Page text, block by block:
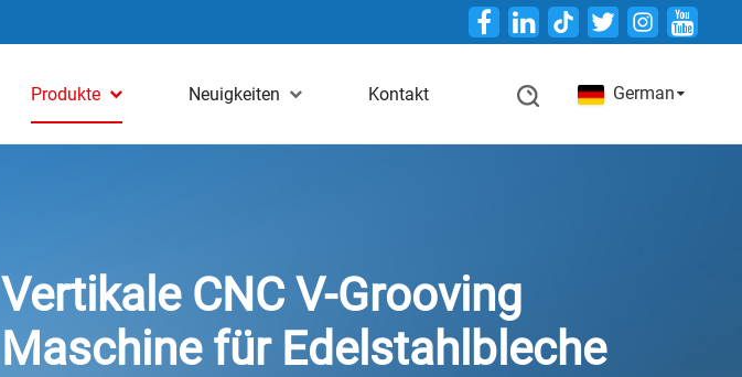
Twitter
Produkte Neuigkeiten Kontakt German
Vertikale CNC V-Grooving
Maschine für Edelstahlbleche